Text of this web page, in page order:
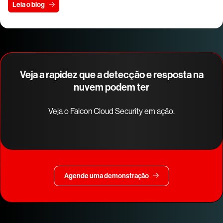
Leia o blog
Veja a rapidez que a detecção e resposta na
nuvem podem ter
Veja o Falcon Cloud Security em ação.
Agende uma demonstração